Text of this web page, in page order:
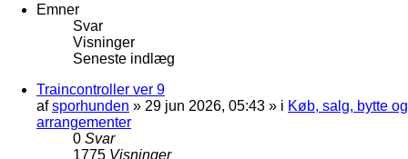
Emner
Svar
Visninger
Seneste indlæg
Traincontroller ver 9
afsporhunden » 29 jun 2026, 05:43 » i Køb, salg, bytte og
arrangementer
0 Svar
1775 Visninger